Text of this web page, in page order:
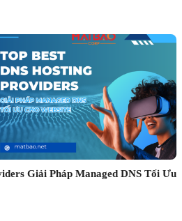
Giải Pháp Managed DNS Tối Ưu